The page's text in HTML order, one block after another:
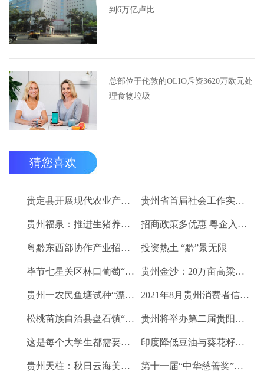
到6万亿卢比
总部位于伦敦的OLIO斥资3620万欧元处
理食物垃圾
猜您喜欢
贵定县开展现代农业产业“稻+N”田间示范技术培训 贵州省首届社会工作实务技能大赛启动
贵州福泉：推进生猪养殖现代化 开创产业发展新格局 招商政策多优惠 粤企入黔得实惠
粤黔东西部协作产业招商对接会将于9月8日举行 投资热土 “黔”景无限
毕节七星关区林口葡萄“卖”进羊城 贵州金沙：20万亩高粱、2.67万亩烤烟喜获丰收
贵州一农民鱼塘试种“漂浮水稻”获成功 亩产千斤稻谷 2021年8月贵州消费者信心及健康指数创下新高
松桃苗族自治县盘石镇“三驾马车”拉出人民群众平安幸福生活 贵州将举办第二届贵阳工业博览会
这是每个大学生都需要的1个金融工具 印度降低豆油与葵花籽油进口税以平息价格
贵州天柱：秋日云海美如画 第十一届“中华慈善奖”揭晓 贵州2企业1项目1人获奖